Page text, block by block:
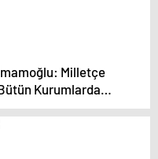
Milletçe
Kurumlarda
Bırakmak,
Arınmak